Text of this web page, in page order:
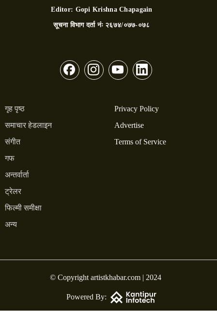
Editor: Gopi Krishna Chapagain
सूचना विभाग दर्ता नंः २६७४/०७७-०७८
गृह पृष्ठ
समाचार हेडलाइन
संगीत
गफ
अन्तर्वार्ता
ट्रेलर
फिल्मी समीक्षा
अन्य
Privacy Policy
Advertise
Terms of Service
© Copyright artistkhabar.com | 2024
Powered By: